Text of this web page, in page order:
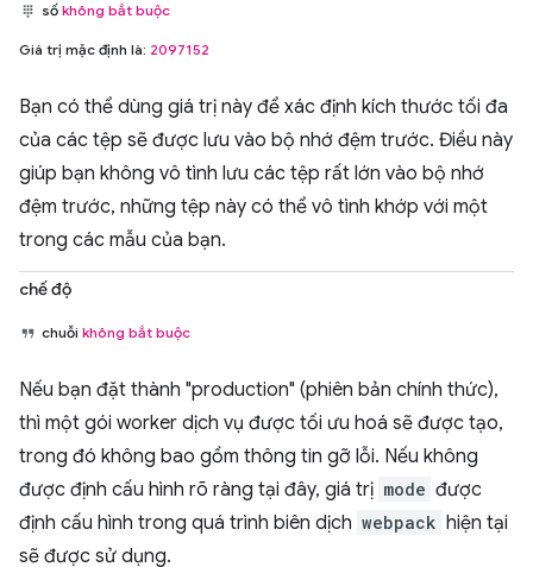
số không bắt buộc
Giá trị mặc định là: 2097152
Bạn có thể dùng giá trị này để xác định kích thước tối đa
của các tệp sẽ được lưu vào bộ nhớ đệm trước. Điều này
giúp bạn không vô tình lưu các tệp rất lớn vào bộ nhớ
đệm trước, những tệp này có thể vô tình khớp với một
trong các mẫu của bạn.
chế độ
chuỗi không bắt buộc
Nếu bạn đặt thành "production" (phiên bản chính thức),
thì một gói worker dịch vụ được tối ưu hoá sẽ được tạo,
trong đó không bao gồm thông tin gỡ lỗi. Nếu không
được định cấu hình rõ ràng tại đây, giá trị mode được
định cấu hình trong quá trình biên dịch webpack hiện tại
sẽ được sử dụng.